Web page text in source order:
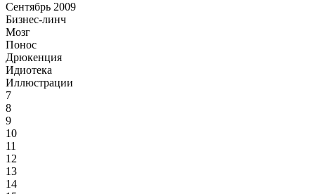
Сентябрь 2009
Бизнес-линч
Мозг
Понос
Дрюкенция
Идиотека
Иллюстрации
7
8
9
10
11
12
13
14